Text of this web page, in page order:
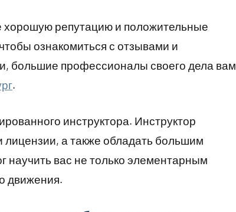
репутацию и положительные
ознакомиться с отзывами и
большие профессионалы своего дела вам
.
инструктора. Инструктор
а также обладать большим
научить вас не только элементарным
движения.